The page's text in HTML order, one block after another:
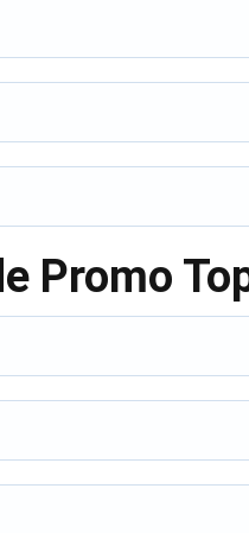
Promo